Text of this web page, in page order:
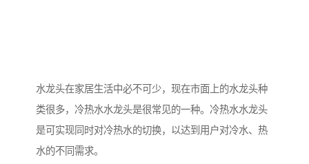
水龙头在家居生活中必不可少，现在市面上的水龙头种
类很多，冷热水水龙头是很常见的一种。冷热水水龙头
是可实现同时对冷热水的切换，以达到用户对冷水、热
水的不同需求。